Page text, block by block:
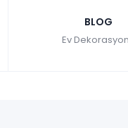
BLOG
Ev